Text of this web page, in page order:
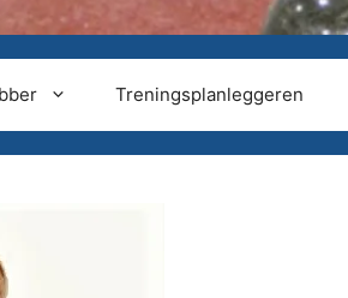
Treningsplanleggeren